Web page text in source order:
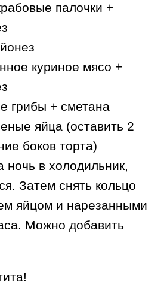
палочки +
куриное мясо +
грибы + сметана
яйца (оставить 2
боков торта)
ночь в холодильник,
Затем снять кольцо
яйцом и нарезанными
Можно добавить